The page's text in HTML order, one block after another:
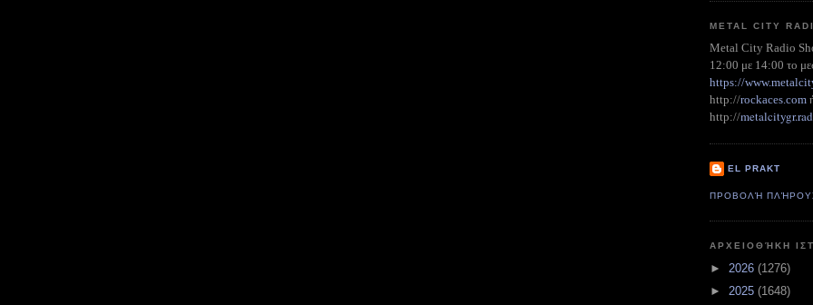
METAL CITY
Metal City Radio
12:00 με 14:00 το
https://
http://rockaces.com
http://
EL PRAKT
ΠΡΟΒΟΛΉ
ΑΡΧΕΙΟΘΉΚΗ
► 2026 (1276)
► 2025 (1648)